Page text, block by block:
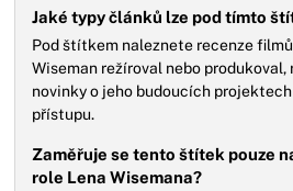
Jaké typy článků lze pod tímto
Pod štítkem naleznete recenze
Wiseman režíroval nebo produkoval,
novinky o jeho budoucích
přístupu.
Zaměřuje se tento štítek pouze
role Lena Wisemana?